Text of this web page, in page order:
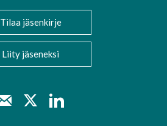
Tilaa jäsenkirje
Liity jäseneksi